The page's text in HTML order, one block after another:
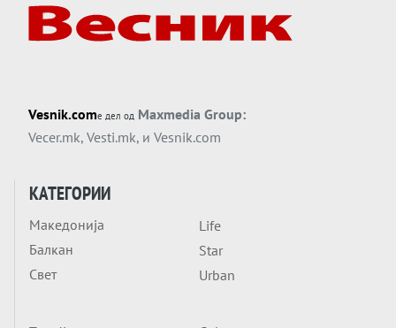
Вечер тема
Трамп тврди дека повторно „разговара“
Вечер тема
ДЛАБОКО УДОЛУ: Сметководствените
трикови што го соборија ЕНРОН ги
Вечер тема
Vesnik.comе дел од Maxmedia Group:
Vecer.mk, Vesti.mk, и Vesnik.com
КАТЕГОРИИ
Македонија
Балкан
Свет
Life
Star
Urban